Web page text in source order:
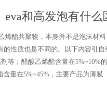
eva和高发泡有什么
酯共聚物，本身并不是泡沫材料
性质也是不同的。以下内容引
等；醋酸乙烯酯含量在5%~10%
量在5%~45%，主要产品为薄